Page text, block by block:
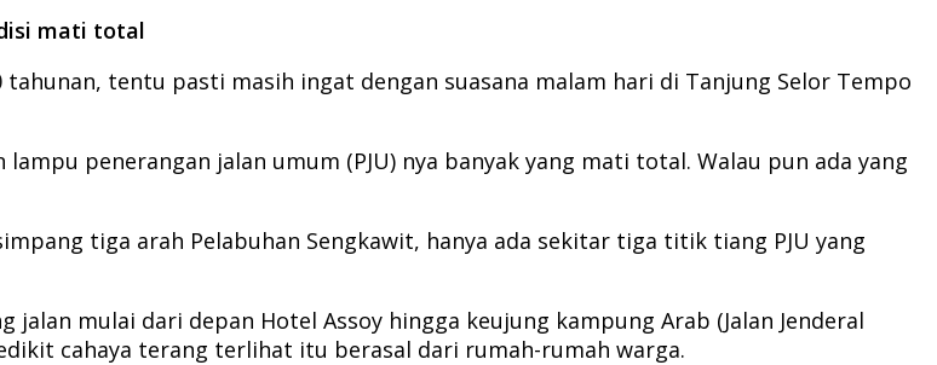
mati total
tentu pasti masih ingat dengan suasana malam hari di Tanjung Selor Tempo
penerangan jalan umum (PJU) nya banyak yang mati total. Walau pun ada yang
tiga arah Pelabuhan Sengkawit, hanya ada sekitar tiga titik tiang PJU yang
mulai dari depan Hotel Assoy hingga keujung kampung Arab (Jalan Jenderal
cahaya terang terlihat itu berasal dari rumah-rumah warga.